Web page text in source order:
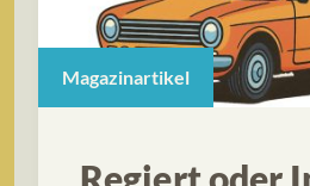
Magazinartikel